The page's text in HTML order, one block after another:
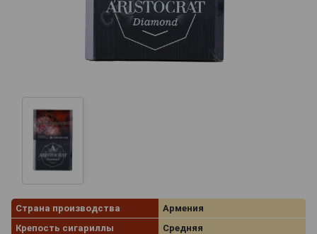
Страна производства
Армения
Крепость сигариллы
Средняя